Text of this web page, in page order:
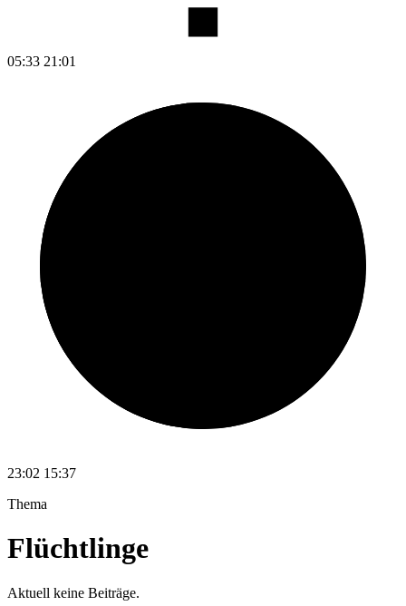
05:33 21:01
23:02 15:37
Thema
Flüchtlinge
Aktuell keine Beiträge.